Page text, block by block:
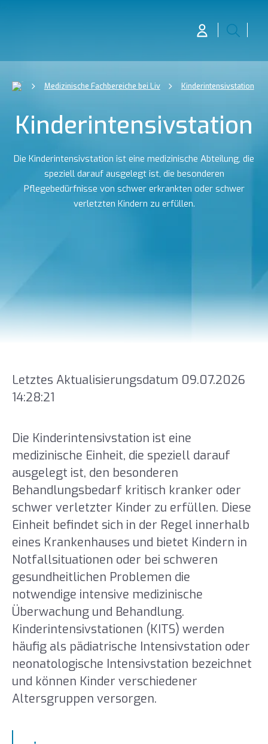
Medizinische Fachbereiche bei Liv Kinderintensivstation
Kinderintensivstation
Die Kinderintensivstation ist eine medizinische Abteilung, die
speziell darauf ausgelegt ist, die besonderen
Pflegebedürfnisse von schwer erkrankten oder schwer
verletzten Kindern zu erfüllen.
Letztes Aktualisierungsdatum 09.07.2026
14:28:21
Die Kinderintensivstation ist eine
medizinische Einheit, die speziell darauf
ausgelegt ist, den besonderen
Behandlungsbedarf kritisch kranker oder
schwer verletzter Kinder zu erfüllen. Diese
Einheit befindet sich in der Regel innerhalb
eines Krankenhauses und bietet Kindern in
Notfallsituationen oder bei schweren
gesundheitlichen Problemen die
notwendige intensive medizinische
Überwachung und Behandlung.
Kinderintensivstationen (KITS) werden
häufig als pädiatrische Intensivstation oder
neonatologische Intensivstation bezeichnet
und können Kinder verschiedener
Altersgruppen versorgen.